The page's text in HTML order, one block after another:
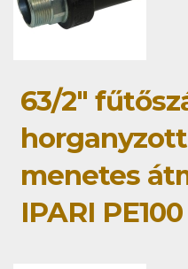
63/2"
menetes
IPARI PE100